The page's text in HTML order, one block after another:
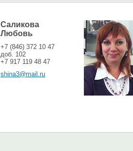
Саликова
Любовь
+7 (846) 372 10 47
доб. 102
+7 917 119 48 47
shina3@mail.ru